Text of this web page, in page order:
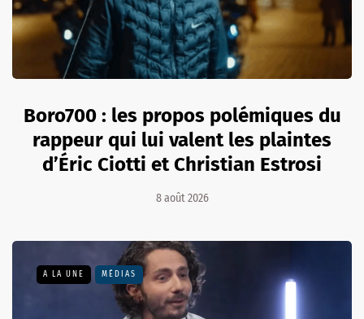
Boro700 : les propos polémiques du
rappeur qui lui valent les plaintes
d’Éric Ciotti et Christian Estrosi
8 août 2026
A LA UNE MÉDIAS